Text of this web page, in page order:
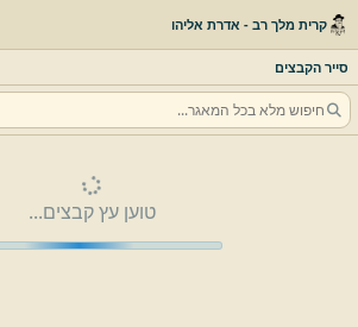
קרית מלך רב - אדרת אליהו
סייר הקבצים
טוען עץ קבצים...